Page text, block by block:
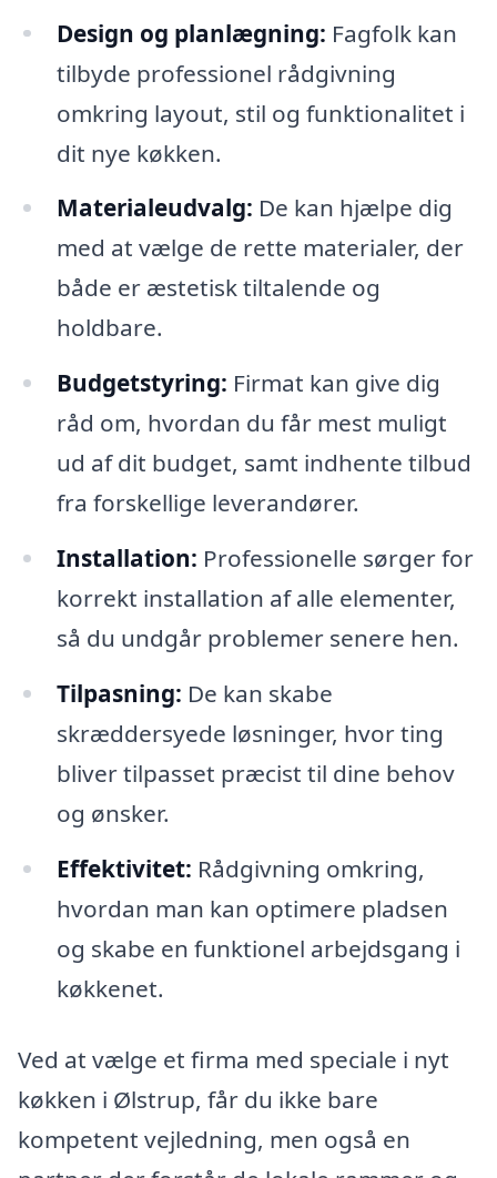
Design og planlægning: Fagfolk kan
tilbyde professionel rådgivning
omkring layout, stil og funktionalitet i
dit nye køkken.
Materialeudvalg: De kan hjælpe dig
med at vælge de rette materialer, der
både er æstetisk tiltalende og
holdbare.
Budgetstyring: Firmat kan give dig
råd om, hvordan du får mest muligt
ud af dit budget, samt indhente tilbud
fra forskellige leverandører.
Installation: Professionelle sørger for
korrekt installation af alle elementer,
så du undgår problemer senere hen.
Tilpasning: De kan skabe
skræddersyede løsninger, hvor ting
bliver tilpasset præcist til dine behov
og ønsker.
Effektivitet: Rådgivning omkring,
hvordan man kan optimere pladsen
og skabe en funktionel arbejdsgang i
køkkenet.
Ved at vælge et firma med speciale i nyt
køkken i Ølstrup, får du ikke bare
kompetent vejledning, men også en